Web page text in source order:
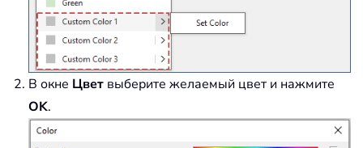
В окне Цвет выберите желаемый цвет и нажмите
OK.